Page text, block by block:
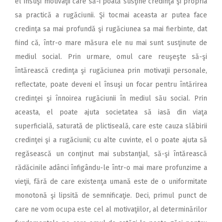
sa practică a rugăciunii. Şi tocmai aceasta ar putea face
credinţa sa mai profundă şi rugăciunea sa mai fierbinte, dat
fiind că, într-o mare măsura ele nu mai sunt susţinute de
mediul social. Prin urmare, omul care reuşeşte să-şi
întărească credinţa şi rugăciunea prin motivaţii personale,
reflectate, poate deveni el însuşi un focar pentru întărirea
credinţei şi înnoirea rugăciunii în mediul său social. Prin
aceasta, el poate ajuta societatea să iasă din viaţa
superficială, saturată de plictiseală, care este cauza slăbirii
credinţei şi a rugăciunii; cu alte cuvinte, el o poate ajuta să
regăsească un conţinut mai substanţial, să-şi întărească
rădăcinile adânci înfigându-le într-o mai mare profunzime a
vieţii, fără de care existenţa umană este de o uniformitate
monotonă şi lipsită de semnificaţie. Deci, primul punct de
care ne vom ocupa este cel al motivaţiilor,al determinărilor